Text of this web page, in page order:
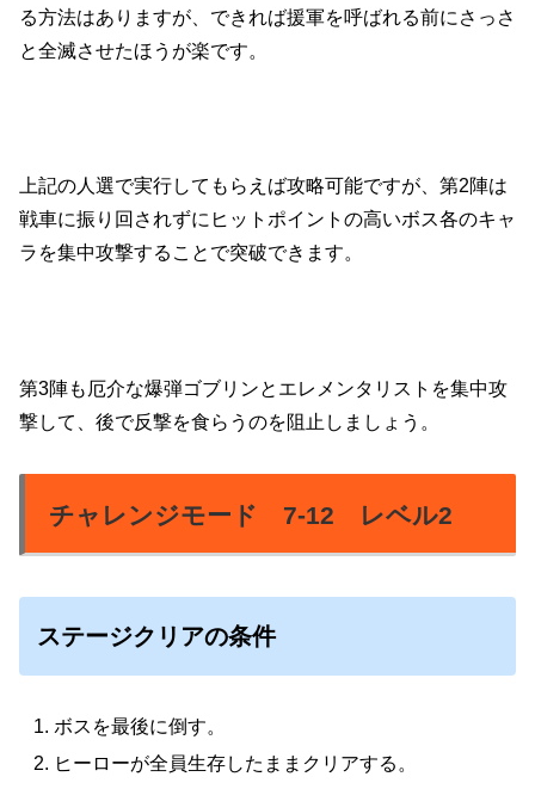
る方法はありますが、できれば援軍を呼ばれる前にさっさ
と全滅させたほうが楽です。
上記の人選で実行してもらえば攻略可能ですが、第2陣は
戦車に振り回されずにヒットポイントの高いボス各のキャ
ラを集中攻撃することで突破できます。
第3陣も厄介な爆弾ゴブリンとエレメンタリストを集中攻
撃して、後で反撃を食らうのを阻止しましょう。
チャレンジモード 7-12 レベル2
ステージクリアの条件
ボスを最後に倒す。
ヒーローが全員生存したままクリアする。